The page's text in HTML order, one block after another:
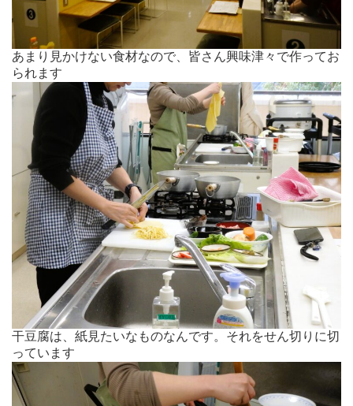
あまり見かけない食材なので、皆さん興味津々で作ってお
られます
干豆腐は、紙見たいなものなんです。それをせん切りに切
っています